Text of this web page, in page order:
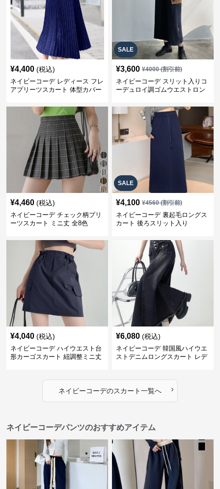
¥4,400 (税込)
ネイビーコーデ レディース フレ
アプリーツスカート 体型カバー
ト
SALE
¥3,600 ¥4000(割引前)
ネイビーコーデ スリット入りコ
ーデュロイ調ゴムウエストロン
¥4,460 (税込)
ネイビーコーデ チェック柄プリ
ーツスカート ミニ丈 全8色
SALE
¥4,100 ¥4560(割引前)
ネイビーコーデ 裏起毛ロングス
カート 後ろスリット入り
¥4,040 (税込)
ネイビーコーデ ハイウエスト台
形カーゴスカート 紐調整ミニ丈
¥6,080 (税込)
ネイビーコーデ 韓国風ハイウエ
ストデニムロングスカート レデ
ネイビーコーデのスカート一覧へ ›
ネイビーコーデパンツのおすすめアイテム